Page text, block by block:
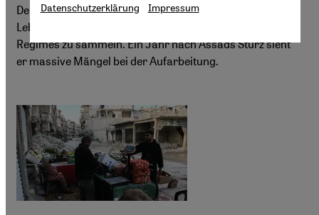
Der syrische Menschenrechtler Hassan al-Hariri hat sein
Leben riskiert, um Beweise für die Gräuel des Assad-
Regimes zu sammeln. Ein Jahr nach Assads Sturz sieht
er massive Mängel bei der Aufarbeitung.
Datenschutzerklärung Impressum